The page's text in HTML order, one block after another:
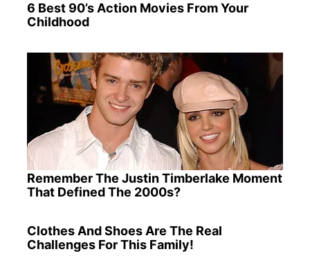
6 Best 90’s Action Movies From Your
Childhood
Remember The Justin Timberlake Moment
That Defined The 2000s?
Clothes And Shoes Are The Real
Challenges For This Family!